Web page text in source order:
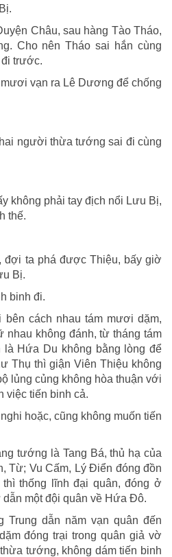
Châu, sau hàng Tào Tháo,
Cho nên Tháo sai hắn cùng
trước.
vạn ra Lê Dương để chống
người thừa tướng sai đi cùng
không phải tay địch nổi Lưu Bị,
thế.
đợi ta phá được Thiệu, bấy giờ
Bị.
binh đi.
cách nhau tám mươi dặm,
nhau không đánh, từ tháng tám
là Hứa Du không bằng lòng để
Thụ thì giận Viên Thiệu không
lủng củng không hòa thuận với
việc tiến binh cả.
hoặc, cũng không muốn tiến
tướng là Tang Bá, thủ hạ của
Từ; Vu Cấm, Lý Điển đóng đồn
thống lĩnh đại quân, đóng ở
một đội quân về Hứa Đô.
dẫn năm vạn quân đến
đóng trại trong quân giả vờ
tướng, không dám tiến binh